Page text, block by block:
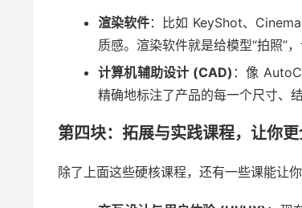
渲染软件：比如 KeyShot、
质感。渲染软件就是给模型“拍照”
计算机辅助设计 (CAD) ：像
精确地标注了产品的每一个尺寸、
第四块：拓展与实践课程，让你
除了上面这些硬核课程，还有一些课能让你